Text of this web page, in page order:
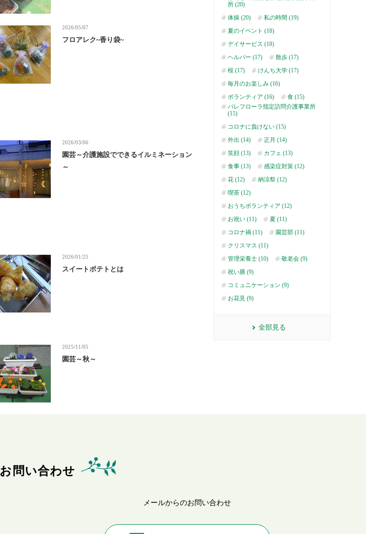
2026/05/07
フロアレク~香り袋~
2026/03/06
園芸～介護施設でできるイルミネーション
～
2026/01/25
スイートポテトとは
2025/11/05
園芸～秋～
所 (20)
体操 (20)
私の時間 (19)
夏のイベント (18)
デイサービス (18)
ヘルパー (17)
散歩 (17)
桜 (17)
けんち大学 (17)
毎月のお楽しみ (16)
ボランティア (16)
食 (15)
パレフローラ指定訪問介護事業所
(15)
コロナに負けない (15)
外出 (14)
正月 (14)
笑顔 (13)
カフェ (13)
食事 (13)
感染症対策 (12)
花 (12)
納涼祭 (12)
喫茶 (12)
おうちボランティア (12)
お祝い (11)
夏 (11)
コロナ禍 (11)
園芸部 (11)
クリスマス (11)
管理栄養士 (10)
敬老会 (9)
祝い膳 (9)
コミュニケーション (9)
お花見 (9)
全部見る
お問い合わせ
メールからのお問い合わせ